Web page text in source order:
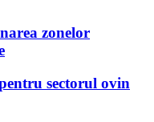
zonelor
sectorul ovin